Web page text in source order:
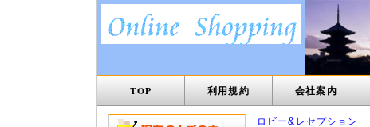
TOP 利用規約 会社案内
ロビー&レセプション